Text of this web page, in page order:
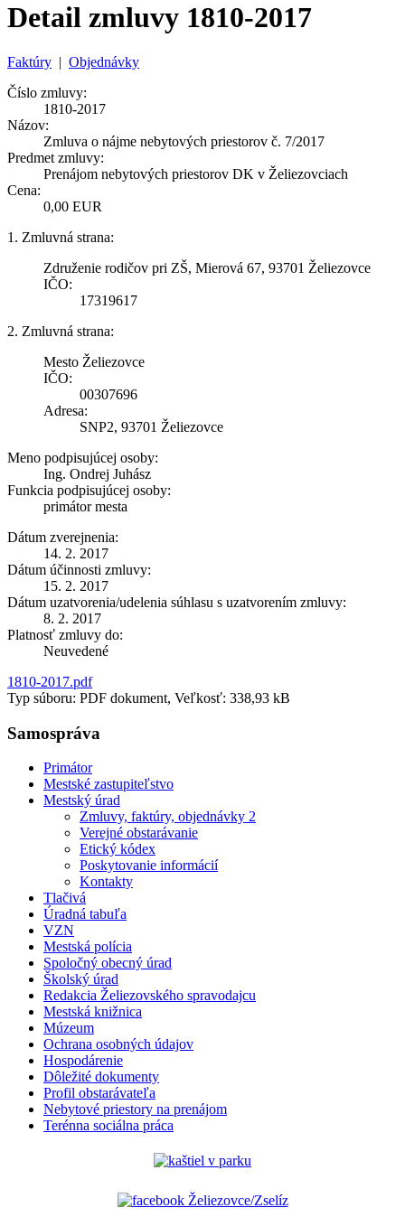
Detail zmluvy 1810-2017
Faktúry | Objednávky
Číslo zmluvy:
1810-2017
Názov:
Zmluva o nájme nebytových priestorov č. 7/2017
Predmet zmluvy:
Prenájom nebytových priestorov DK v Želiezovciach
Cena:
0,00 EUR
1. Zmluvná strana:
Združenie rodičov pri ZŠ, Mierová 67, 93701 Želiezovce
IČO:
17319617
2. Zmluvná strana:
Mesto Želiezovce
IČO:
00307696
Adresa:
SNP2, 93701 Želiezovce
Meno podpisujúcej osoby:
Ing. Ondrej Juhász
Funkcia podpisujúcej osoby:
primátor mesta
Dátum zverejnenia:
14. 2. 2017
Dátum účinnosti zmluvy:
15. 2. 2017
Dátum uzatvorenia/udelenia súhlasu s uzatvorením zmluvy:
8. 2. 2017
Platnosť zmluvy do:
Neuvedené
1810-2017.pdf
Typ súboru: PDF dokument, Veľkosť: 338,93 kB
Samospráva
Primátor
Mestské zastupiteľstvo
Mestský úrad
Zmluvy, faktúry, objednávky 2
Verejné obstarávanie
Etický kódex
Poskytovanie informácií
Kontakty
Tlačivá
Úradná tabuľa
VZN
Mestská polícia
Spoločný obecný úrad
Školský úrad
Redakcia Želiezovského spravodajcu
Mestská knižnica
Múzeum
Ochrana osobných údajov
Hospodárenie
Dôležité dokumenty
Profil obstarávateľa
Nebytové priestory na prenájom
Terénna sociálna práca